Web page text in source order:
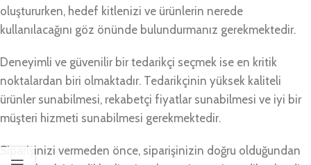
oluştururken, hedef kitlenizi ve ürünlerin nerede
kullanılacağını göz önünde bulundurmanız gerekmektedir.
Deneyimli ve güvenilir bir tedarikçi seçmek ise en kritik
noktalardan biri olmaktadır. Tedarikçinin yüksek kaliteli
ürünler sunabilmesi, rekabetçi fiyatlar sunabilmesi ve iyi bir
müşteri hizmeti sunabilmesi gerekmektedir.
Siparişinizi vermeden önce, siparişinizin doğru olduğundan